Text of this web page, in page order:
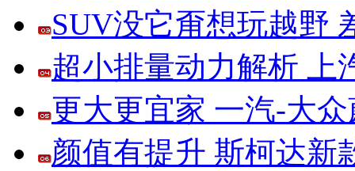
SUV没它甭想玩越野
超小排量动力解析 上
更大更宜家 一汽-大
颜值有提升 斯柯达新